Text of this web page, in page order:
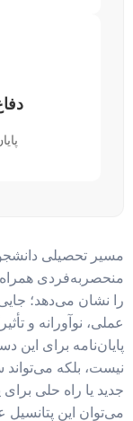
مسیر تحصیلی
منحصربه‌فردی همراه
را نشان می‌دهد؛ جایی
عملی، نوآورانه و
پایان‌نامه برای این
نیست، بلکه
جدید یا راه حلی
می‌توان این